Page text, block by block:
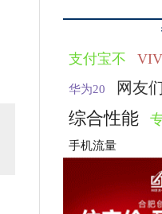
支付宝不
华为20 网友
综合性能
手机流量